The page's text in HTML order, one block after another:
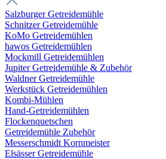
Salzburger Getreidemühle
Schnitzer Getreidemühle
KoMo Getreidemühlen
hawos Getreidemühlen
Mockmill Getreidemühlen
Jupiter Getreidemühle & Zubehör
Waldner Getreidemühle
Werkstück Getreidemühlen
Kombi-Mühlen
Hand-Getreidemühlen
Flockenquetschen
Getreidemühle Zubehör
Messerschmidt Kornmeister
Elsässer Getreidemühle